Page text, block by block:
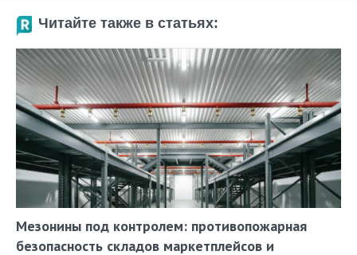
Читайте также в статьях:
Мезонины под контролем: противопожарная
безопасность складов маркетплейсов и